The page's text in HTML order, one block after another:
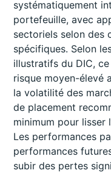
systématiquement
portefeuille, avec
sectoriels selon des
spécifiques. Selon
illustratifs du DIC,
risque moyen-élevé
la volatilité des
de placement
minimum pour
Les performances
performances
subir des pertes